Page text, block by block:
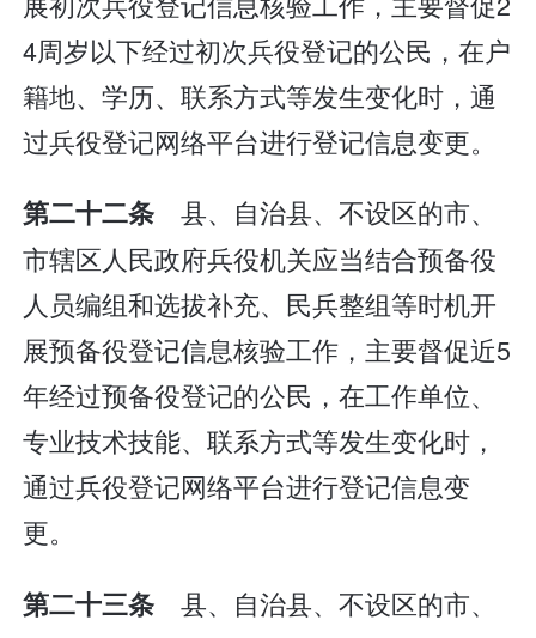
4周岁以下经过初次兵役登记的公民，在户
籍地、学历、联系方式等发生变化时，通
过兵役登记网络平台进行登记信息变更。
第二十二条 县、自治县、不设区的市、
市辖区人民政府兵役机关应当结合预备役
人员编组和选拔补充、民兵整组等时机开
展预备役登记信息核验工作，主要督促近5
年经过预备役登记的公民，在工作单位、
专业技术技能、联系方式等发生变化时，
通过兵役登记网络平台进行登记信息变
更。
第二十三条 县、自治县、不设区的市、